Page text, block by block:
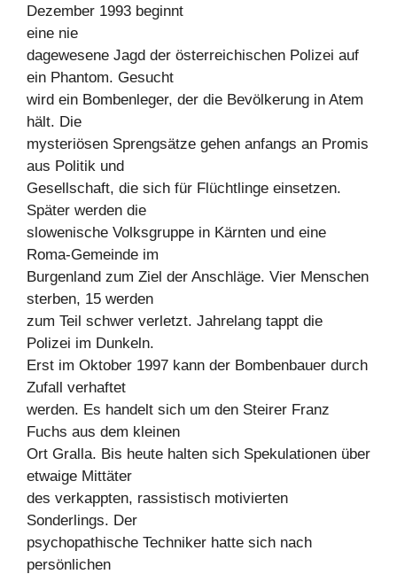
Dezember 1993 beginnt
eine nie
dagewesene Jagd der österreichischen Polizei auf
ein Phantom. Gesucht
wird ein Bombenleger, der die Bevölkerung in Atem
hält. Die
mysteriösen Sprengsätze gehen anfangs an Promis
aus Politik und
Gesellschaft, die sich für Flüchtlinge einsetzen.
Später werden die
slowenische Volksgruppe in Kärnten und eine
Roma-Gemeinde im
Burgenland zum Ziel der Anschläge. Vier Menschen
sterben, 15 werden
zum Teil schwer verletzt. Jahrelang tappt die
Polizei im Dunkeln.
Erst im Oktober 1997 kann der Bombenbauer durch
Zufall verhaftet
werden. Es handelt sich um den Steirer Franz
Fuchs aus dem kleinen
Ort Gralla. Bis heute halten sich Spekulationen über
etwaige Mittäter
des verkappten, rassistisch motivierten
Sonderlings. Der
psychopathische Techniker hatte sich nach
persönlichen